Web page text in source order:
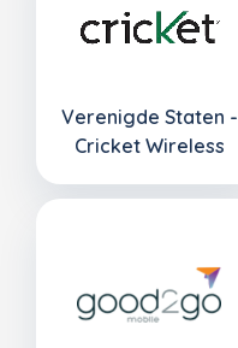
Verenigde Staten -
Cricket Wireless